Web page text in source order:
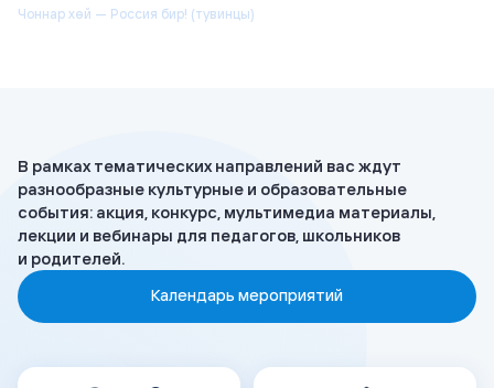
Мир са̄в — Россия аква! (мансы)
В рамках тематических направлений вас ждут
разнообразные культурные и образовательные
события: акция, конкурс, мультимедиа материалы,
лекции и вебинары для педагогов, школьников
и родителей.
Календарь мероприятий